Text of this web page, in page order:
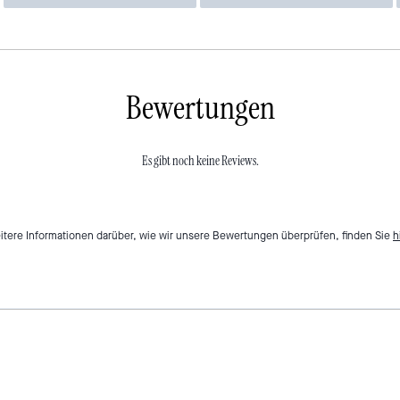
Bewertungen
Es gibt noch keine Reviews.
Informationen darüber, wie wir unsere Bewertungen überprüfen, finden Sie